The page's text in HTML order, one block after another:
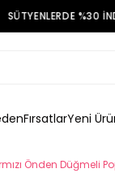
SÜTYENLERDE %30
FırsatlarYeni
Önden Düğmeli